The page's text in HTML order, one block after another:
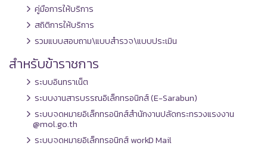
คู่มือการให้บริการ
สถิติการให้บริการ
รวมแบบสอบถาม\แบบสำรวจ\แบบประเมิน
สำหรับข้าราชการ
ระบบอินทราเน็ต
ระบบงานสารบรรณอิเล็กทรอนิกส์ (E-Sarabun)
ระบบจดหมายอิเล็กทรอนิกส์สำนักงานปลัดกระทรวงแรงงาน
@mol.go.th
ระบบจดหมายอิเล็กทรอนิกส์ workD Mail